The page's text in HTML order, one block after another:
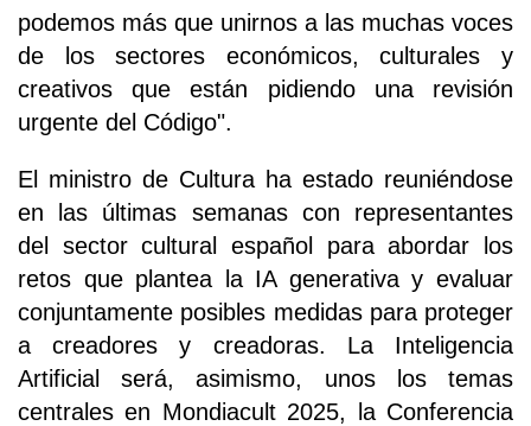
podemos más que unirnos a las muchas voces
de los sectores económicos, culturales y
creativos que están pidiendo una revisión
urgente del Código".
El ministro de Cultura ha estado reuniéndose
en las últimas semanas con representantes
del sector cultural español para abordar los
retos que plantea la IA generativa y evaluar
conjuntamente posibles medidas para proteger
a creadores y creadoras. La Inteligencia
Artificial será, asimismo, unos los temas
centrales en Mondiacult 2025, la Conferencia